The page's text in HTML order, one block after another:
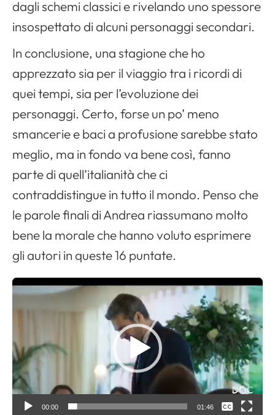
dagli schemi classici e rivelando uno spessore
insospettato di alcuni personaggi secondari.
In conclusione, una stagione che ho
apprezzato sia per il viaggio tra i ricordi di
quei tempi, sia per l’evoluzione dei
personaggi. Certo, forse un po’ meno
smancerie e baci a profusione sarebbe stato
meglio, ma in fondo va bene così, fanno
parte di quell’italianità che ci
contraddistingue in tutto il mondo. Penso che
le parole finali di Andrea riassumano molto
bene la morale che hanno voluto esprimere
gli autori in queste 16 puntate.
V
o
P
l
00:00 01:46
Nessuna